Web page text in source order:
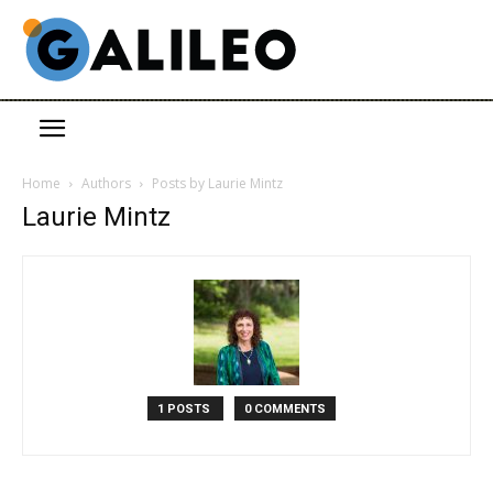
Home Authors Posts by Laurie Mintz
Laurie Mintz
1 POSTS 0 COMMENTS